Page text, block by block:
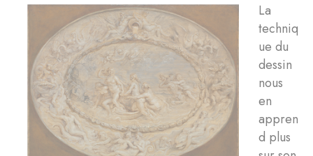
La
techniq
ue du
dessin
nous
en
appren
d plus